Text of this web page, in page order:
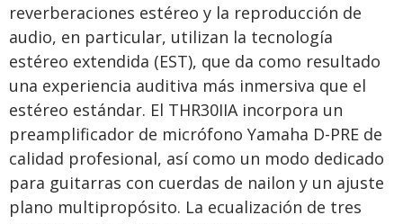
reverberaciones estéreo y la reproducción de
audio, en particular, utilizan la tecnología
estéreo extendida (EST), que da como resultado
una experiencia auditiva más inmersiva que el
estéreo estándar. El THR30IIA incorpora un
preamplificador de micrófono Yamaha D-PRE de
calidad profesional, así como un modo dedicado
para guitarras con cuerdas de nailon y un ajuste
plano multipropósito. La ecualización de tres